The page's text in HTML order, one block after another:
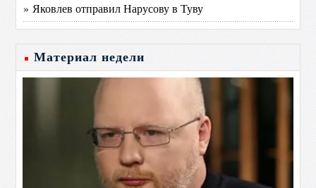
» Яковлев отправил Нарусову в Туву
Материал недели